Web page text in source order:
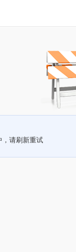
，请刷新重试